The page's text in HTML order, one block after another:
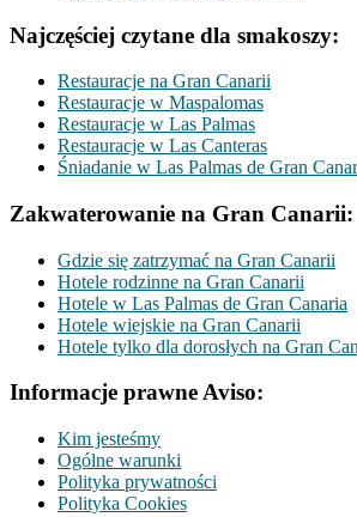
Najczęściej czytane dla smakoszy:
Restauracje na Gran Canarii
Restauracje w Maspalomas
Restauracje w Las Palmas
Restauracje w Las Canteras
Śniadanie w Las Palmas de Gran
Zakwaterowanie na Gran Canarii:
Gdzie się zatrzymać na Gran Canarii
Hotele rodzinne na Gran Canarii
Hotele w Las Palmas de Gran Canaria
Hotele wiejskie na Gran Canarii
Hotele tylko dla dorosłych na Gran
Informacje prawne Aviso:
Kim jesteśmy
Ogólne warunki
Polityka prywatności
Polityka Cookies